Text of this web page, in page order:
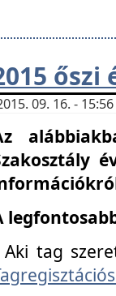
őszi
09. 16. -
tag